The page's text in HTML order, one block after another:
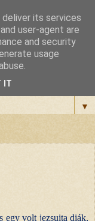
▼
egy volt jezsuita diák,
its services
user-agent are
and security
usage
IT